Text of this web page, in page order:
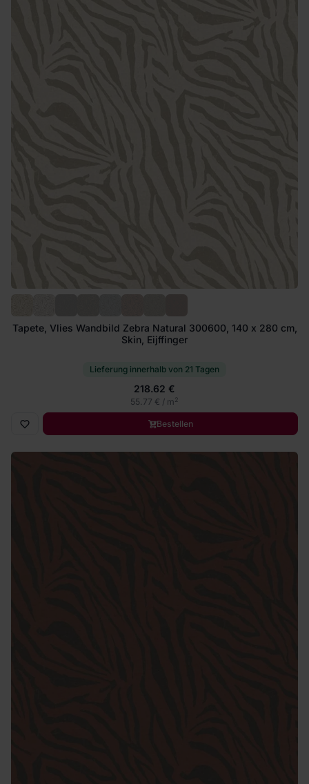
Tapete, Vlies Wandbild Zebra Natural 300600, 140 x 280 cm,
Skin, Eijffinger
Lieferung innerhalb von 21 Tagen
218.62 €
55.77 € / m2
Bestellen